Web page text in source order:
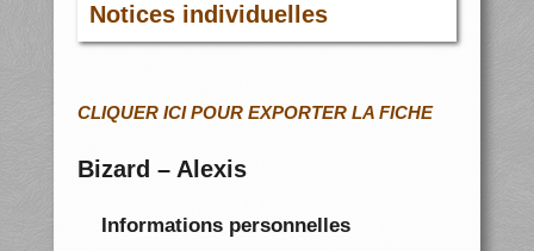
Notices individuelles
CLIQUER ICI POUR EXPORTER LA FICHE
Bizard – Alexis
Informations personnelles